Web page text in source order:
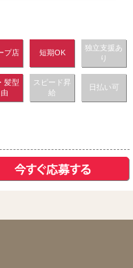
プ店 短期OK
独立支援あ
り
髪型
スピード昇
給
日払い可